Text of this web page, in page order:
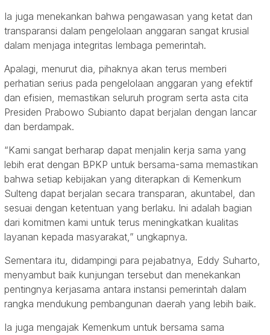
Ia juga menekankan bahwa pengawasan yang ketat dan
transparansi dalam pengelolaan anggaran sangat krusial
dalam menjaga integritas lembaga pemerintah.
Apalagi, menurut dia, pihaknya akan terus memberi
perhatian serius pada pengelolaan anggaran yang efektif
dan efisien, memastikan seluruh program serta asta cita
Presiden Prabowo Subianto dapat berjalan dengan lancar
dan berdampak.
“Kami sangat berharap dapat menjalin kerja sama yang
lebih erat dengan BPKP untuk bersama-sama memastikan
bahwa setiap kebijakan yang diterapkan di Kemenkum
Sulteng dapat berjalan secara transparan, akuntabel, dan
sesuai dengan ketentuan yang berlaku. Ini adalah bagian
dari komitmen kami untuk terus meningkatkan kualitas
layanan kepada masyarakat,” ungkapnya.
Sementara itu, didampingi para pejabatnya, Eddy Suharto,
menyambut baik kunjungan tersebut dan menekankan
pentingnya kerjasama antara instansi pemerintah dalam
rangka mendukung pembangunan daerah yang lebih baik.
Ia juga mengajak Kemenkum untuk bersama sama